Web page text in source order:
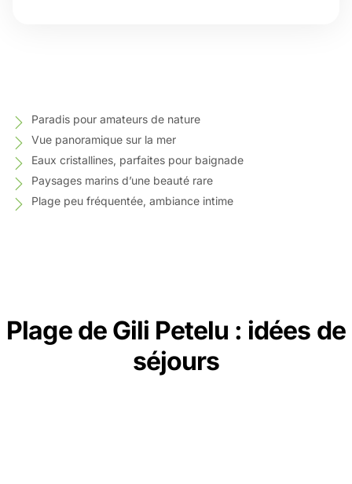
Paradis pour amateurs de nature
Vue panoramique sur la mer
Eaux cristallines, parfaites pour baignade
Paysages marins d’une beauté rare
Plage peu fréquentée, ambiance intime
Plage de Gili Petelu : idées de
séjours